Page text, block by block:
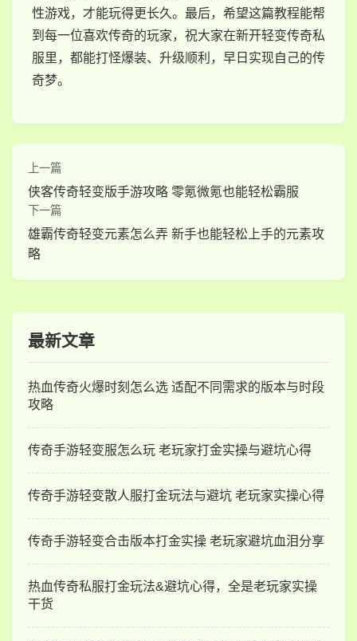
性游戏，才能玩得更长久。最后，希望这篇教程能帮
到每一位喜欢传奇的玩家，祝大家在新开轻变传奇私
服里，都能打怪爆装、升级顺利，早日实现自己的传
奇梦。
上一篇
侠客传奇轻变版手游攻略 零氪微氪也能轻松霸服
下一篇
雄霸传奇轻变元素怎么弄 新手也能轻松上手的元素攻
略
最新文章
热血传奇火爆时刻怎么选 适配不同需求的版本与时段
攻略
传奇手游轻变服怎么玩 老玩家打金实操与避坑心得
传奇手游轻变散人服打金玩法与避坑 老玩家实操心得
传奇手游轻变合击版本打金实操 老玩家避坑血泪分享
热血传奇私服打金玩法&避坑心得，全是老玩家实操
干货